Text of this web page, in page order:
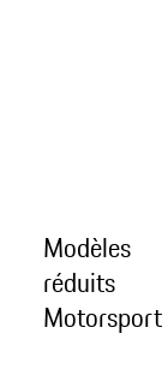
Modèles
réduits
Motorsport